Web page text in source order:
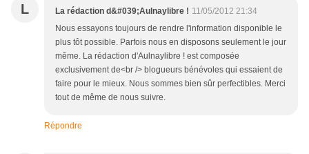
L La rédaction d&#039;Aulnaylibre ! 11/05/2012 21:34
Nous essayons toujours de rendre l'information disponible le
plus tôt possible. Parfois nous en disposons seulement le jour
même. La rédaction d'Aulnaylibre ! est composée
exclusivement de<br /> blogueurs bénévoles qui essaient de
faire pour le mieux. Nous sommes bien sûr perfectibles. Merci
tout de même de nous suivre.
Répondre